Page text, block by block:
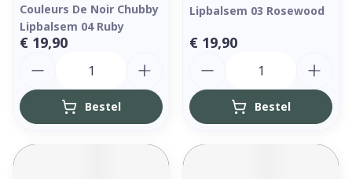
Couleurs De Noir Chubby
Lipbalsem 04 Ruby
€ 19,90
Bestel
Lipbalsem 03 Rosewood
€ 19,90
Bestel